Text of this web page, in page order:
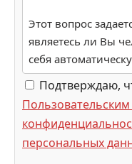
Этот вопрос
являетесь ли Вы
себя
Подтверждаю,
персональных